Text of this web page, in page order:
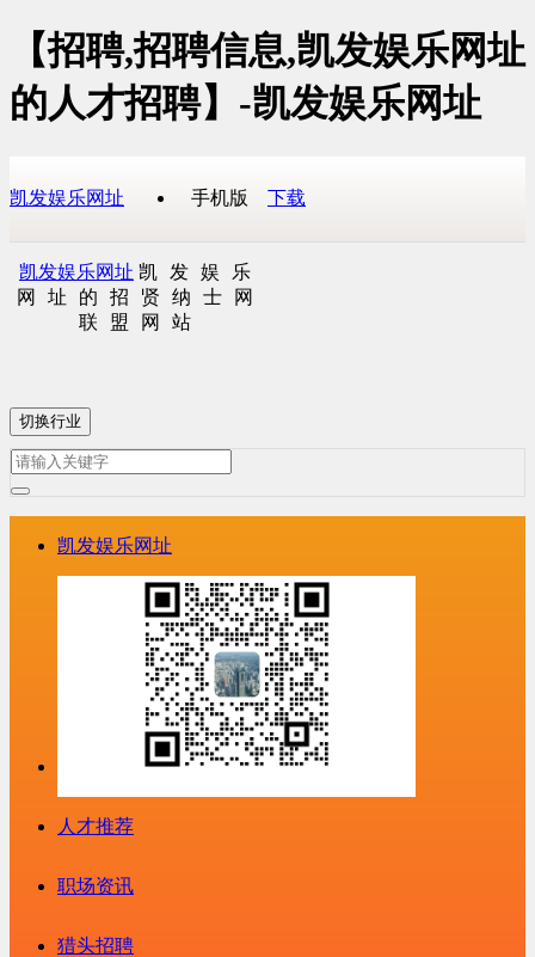
【招聘,招聘信息,凯发娱乐网址
的人才招聘】-凯发娱乐网址
凯发娱乐网址 手机版 下载
凯发娱乐网址 凯发娱乐
网址的招贤纳士网
联盟网站
切换行业
凯发娱乐网址
人才推荐
职场资讯
猎头招聘